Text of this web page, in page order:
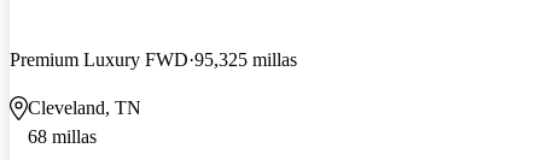
Premium Luxury FWD 95,325 millas
Cleveland, TN
68 millas